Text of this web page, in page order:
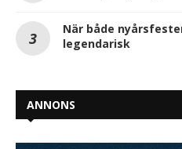
När både
legendarisk
ANNONS